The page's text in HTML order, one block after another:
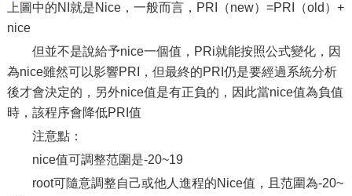
上圖中的NI就是Nice，一般而言，PRI（new）=PRI（old）+
nice
但並不是說給予nice一個值，PRi就能按照公式變化，因
為nice雖然可以影響PRI，但最終的PRI仍是要經過系統分析
後才會決定的，另外nice值是有正負的，因此當nice值為負值
時，該程序會降低PRI值
注意點：
nice值可調整范圍是-20~19
root可隨意調整自己或他人進程的Nice值，且范圍為-20~